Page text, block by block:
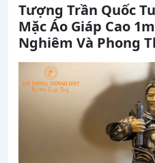
Tượng Trần Quốc
Mặc Áo Giáp Cao
Nghiêm Và Phong